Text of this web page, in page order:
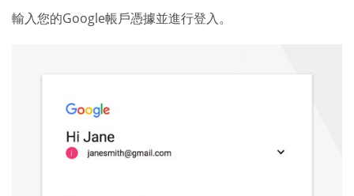
輸入您的Google帳戶憑據並進行登入。